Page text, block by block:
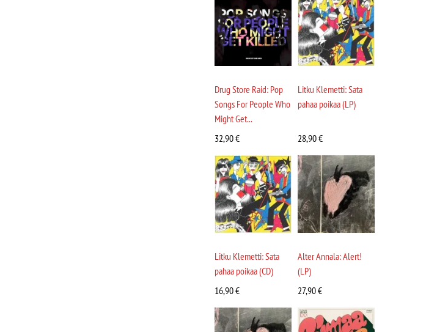
Drug Store Raid: Pop
Songs For People Who
Might Get...
32,90€
Litku Klemetti: Sata
pahaa poikaa (LP)
28,90€
Litku Klemetti: Sata
pahaa poikaa (CD)
16,90€
Alter Annala: Alert!
(LP)
27,90€